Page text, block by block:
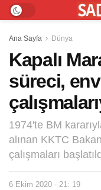
Ana Sayfa Dünya
Kapalı
süreci,
1974'te BM
alınan KKTC
çalışmaları
6 Ekim 2020 - 21: 19